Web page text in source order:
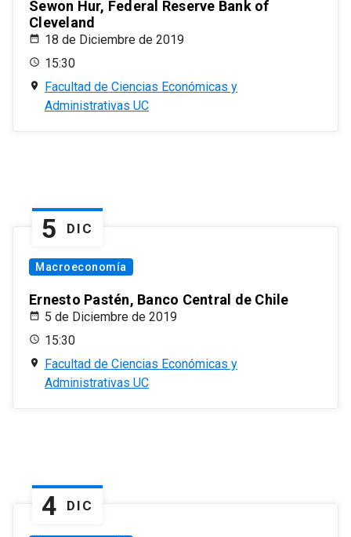
Sewon Hur, Federal Reserve Bank of
Cleveland
18 de Diciembre de 2019
15:30
Facultad de Ciencias Económicas y
Administrativas UC
5 DIC
Macroeconomía
Ernesto Pastén, Banco Central de Chile
5 de Diciembre de 2019
15:30
Facultad de Ciencias Económicas y
Administrativas UC
4 DIC